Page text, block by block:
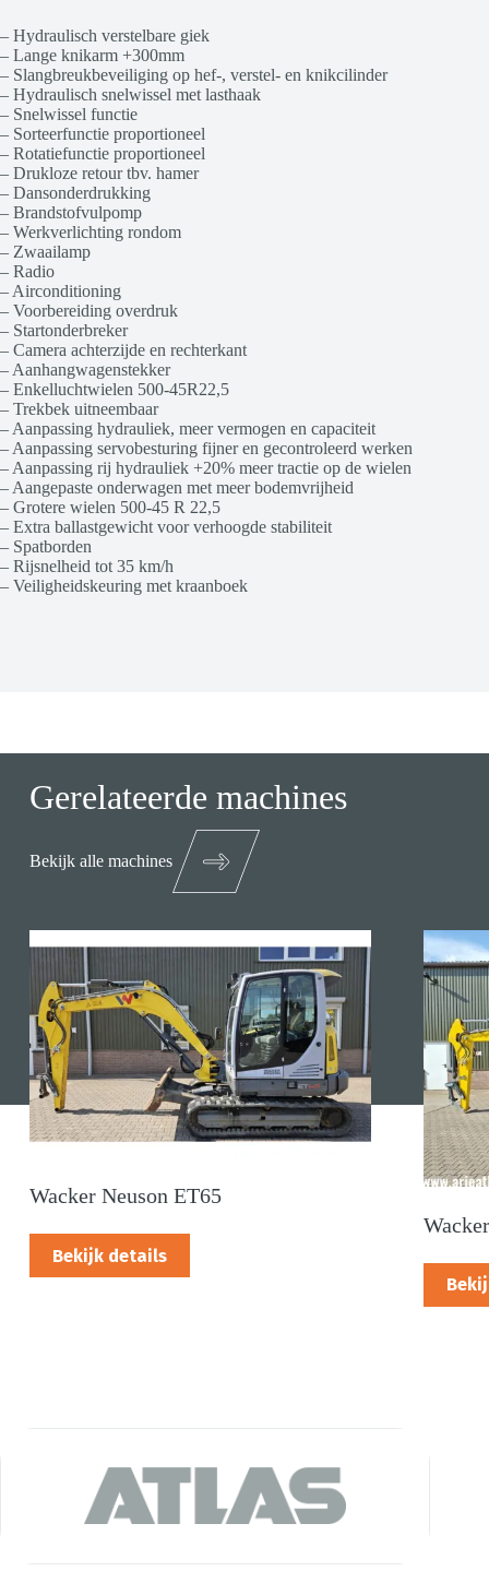
– Hydraulisch verstelbare giek
– Lange knikarm +300mm
– Slangbreukbeveiliging op hef-, verstel- en knikcilinder
– Hydraulisch snelwissel met lasthaak
– Snelwissel functie
– Sorteerfunctie proportioneel
– Rotatiefunctie proportioneel
– Drukloze retour tbv. hamer
– Dansonderdrukking
– Brandstofvulpomp
– Werkverlichting rondom
– Zwaailamp
– Radio
– Airconditioning
– Voorbereiding overdruk
– Startonderbreker
– Camera achterzijde en rechterkant
– Aanhangwagenstekker
– Enkelluchtwielen 500-45R22,5
– Trekbek uitneembaar
– Aanpassing hydrauliek, meer vermogen en capaciteit
– Aanpassing servobesturing fijner en gecontroleerd werken
– Aanpassing rij hydrauliek +20% meer tractie op de wielen
– Aangepaste onderwagen met meer bodemvrijheid
– Grotere wielen 500-45 R 22,5
– Extra ballastgewicht voor verhoogde stabiliteit
– Spatborden
– Rijsnelheid tot 35 km/h
– Veiligheidskeuring met kraanboek
Gerelateerde machines
Bekijk alle machines
Wacker Neuson ET65
Bekijk details